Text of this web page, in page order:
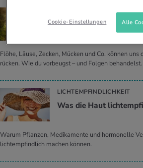
SCHUTZ VOR LÄSTIGEN
Das hilft gegen die 13
Flöhe, Läuse, Zecken, Mücken und Co. können
rücken. Wie du vorbeugst – und Folgen behandelst.
LICHTEMPFINDLICHKEIT
Was die Haut
Warum Pflanzen, Medikamente und hormonelle
lichtempfindlich machen können.
Cookie-Einstellungen Alle